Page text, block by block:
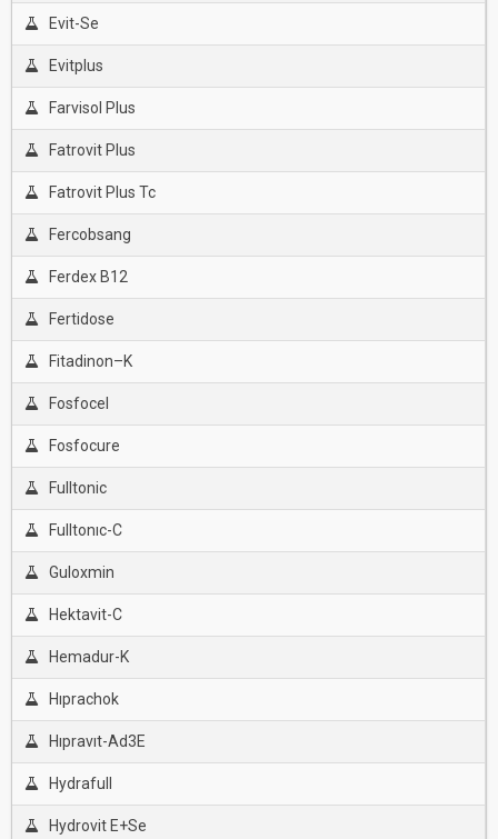
Evit-Se
Evitplus
Farvisol Plus
Fatrovit Plus
Fatrovit Plus Tc
Fercobsang
Ferdex B12
Fertidose
Fitadinon–K
Fosfocel
Fosfocure
Fulltonic
Fulltonıc-C
Guloxmin
Hektavit-C
Hemadur-K
Hıprachok
Hıpravıt-Ad3E
Hydrafull
Hydrovit E+Se